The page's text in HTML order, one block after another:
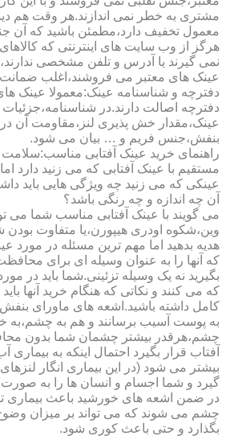
مشتری به خطر نمی اندازند.هر وقت هم
معمول تخفیف دارد،مطمئن باشید که
هرگز از وب سایت های اینترنتی که
نمی گیرند یا آدرس و تلفن مشخصی
عینک های معتبر می فروشند،اغلب ضمانت
دفترچه و شناسنامه عینک:معمولا عینک
دفترچه اصالت دارند.در
عینک،مقدار خش پذیری لنز،مقاومت آن در
بنفش،جنس فریم و … بیان می شود.
راهنمای خرید عینک آفتابی
مستقیم با عینک آفتابی که می زنید دارد
عینکی که می زنید چه ویژگی هایی باید
آن چه اندازه و چه رنگی باشد؟
می گویند با عینک آفتابی مناسب شما می
وین،شکوه اودری هیپورن،یا متفاوت بودن
هدیه بدهید اما مهم ترین مسئله در مورد
که آنها را به عنوان وسیله ای برای
بگیرید نه یک وسیله تزئینی.شما باید در
که می کنند و نکاتی که هنگام خرید آنها
کامل داشته باشید.اشعه های ماورای
به پوست آسیب برسانند و هم به چشم،به
چشم،هرقدر بیشتر چشمان شما بدون
آفتاب قرار بگیرد احتمال اینکه به بیماری
بیشتر می شود (در این بیماری انگار
گیرد و شما اجسام و انسان ها را به صورت
در ضمن اشعه های خورشید باعث بیماری
چشم می شوند که می تواند بر میزان وضوح
بگذارد و حتی باعث کوری شود.